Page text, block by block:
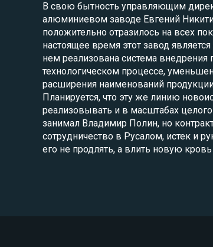
В свою бытность управляющим
алюминиевом заводе Евгений
положительно отразилось на всех
настоящее время этот завод
нем реализована система
технологическом процессе,
расширения наименований
Планируется, что эту же линию
реализовывать и в масштабах
занимал Владимир Полин, но
сотрудничество в Русалом, истек и
его не продлять, а влить новую